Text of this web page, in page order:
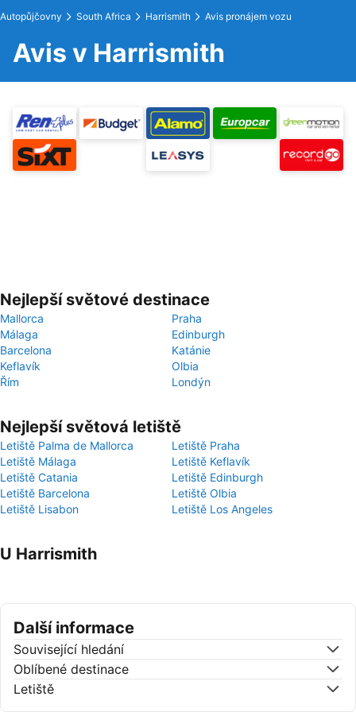
Autopůjčovny South Africa Harrismith Avis pronájem vozu
Avis v Harrismith
Nejlepší světové destinace
Mallorca
Praha
Málaga
Edinburgh
Barcelona
Katánie
Keflavík
Olbia
Řím
Londýn
Nejlepší světová letiště
Letiště Palma de Mallorca
Letiště Praha
Letiště Málaga
Letiště Keflavík
Letiště Catania
Letiště Edinburgh
Letiště Barcelona
Letiště Olbia
Letiště Lisabon
Letiště Los Angeles
U Harrismith
Další informace
Související hledání
Oblíbené destinace
Letiště